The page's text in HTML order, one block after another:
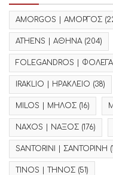
AMORGOS | ΑΜΟΡΓΟΣ
ATHENS | ΑΘΗΝΑ(204)
FOLEGANDROS |
IRAKLIO | ΗΡΑΚΛΕΙΟ (38)
MILOS | ΜΗΛΟΣ (16)
NAXOS | ΝΑΞΟΣ (176)
SANTORINI | ΣΑΝΤΟΡΙΝΗ
TINOS | ΤΗΝΟΣ (51)